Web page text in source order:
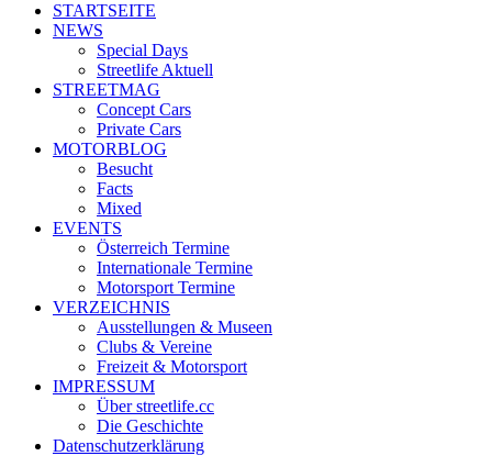
STARTSEITE
NEWS
Special Days
Streetlife Aktuell
STREETMAG
Concept Cars
Private Cars
MOTORBLOG
Besucht
Facts
Mixed
EVENTS
Österreich Termine
Internationale Termine
Motorsport Termine
VERZEICHNIS
Ausstellungen & Museen
Clubs & Vereine
Freizeit & Motorsport
IMPRESSUM
Über streetlife.cc
Die Geschichte
Datenschutzerklärung